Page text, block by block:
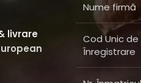
livrare
Nume firmă
Cod Unic de
Înregistrare